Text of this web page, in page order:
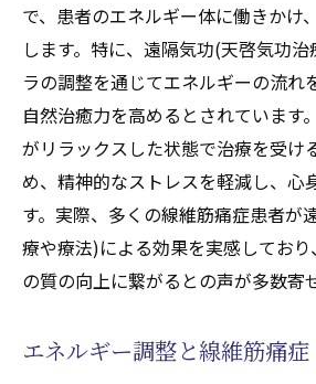
チャクラヒーリング(天啓
実践方法
チャクラを整えることで
線維筋痛症とチャクラエ
遠隔ヒーリング(天啓気功治療
る線維筋痛症の痛み緩和
遠隔ヒーリング(天啓気功
知識
遠隔ヒーリング(天啓気功
で、患者のエネルギー体に働きかけ
します。特に、遠隔気功(天啓気功
ラの調整を通じてエネルギーの流れ
自然治癒力を高めるとされています
がリラックスした状態で治療を受け
め、精神的なストレスを軽減し、心
す。実際、多くの線維筋痛症患者が
療や療法)による効果を実感してお
の質の向上に繋がるとの声が多数寄
エネルギー調整と線維筋痛症